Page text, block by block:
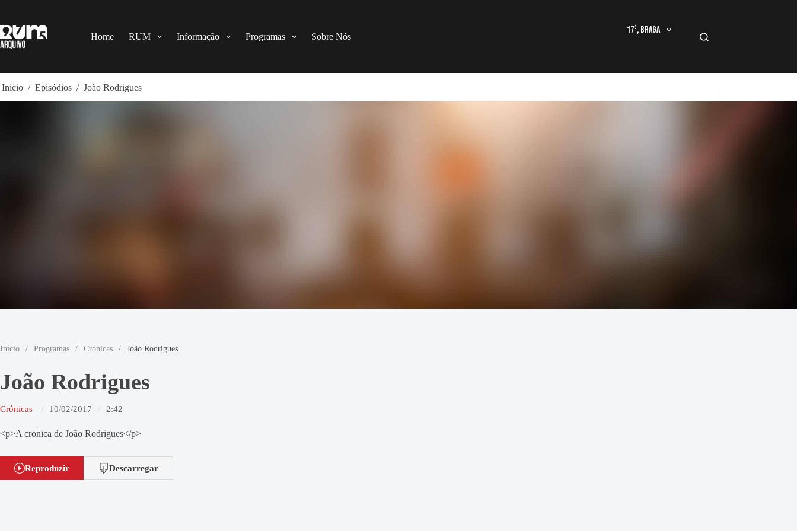
o
conteúdo
Home RUM Informação Programas Sobre Nós
17º, Braga
Início / Episódios / João Rodrigues
Início / Programas / Crónicas / João Rodrigues
João Rodrigues
Crónicas 10/02/2017 2:42
<p>A crónica de João Rodrigues</p>
Reproduzir Descarregar